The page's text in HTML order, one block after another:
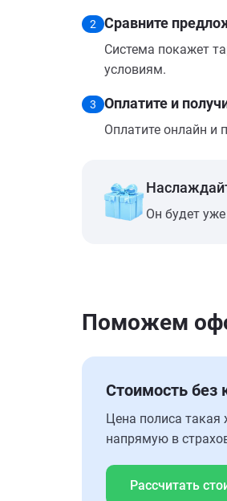
2 Сравните
Система покажет
условиям.
3 Оплатите и
Оплатите онлайн и
Он будет
Поможем
Стоимость без
Цена полиса
напрямую в
Рассчитать